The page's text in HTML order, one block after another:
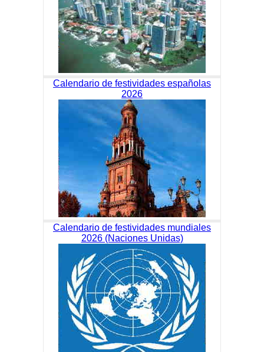
Calendario de festividades españolas
2026
Calendario de festividades mundiales
2026 (Naciones Unidas)